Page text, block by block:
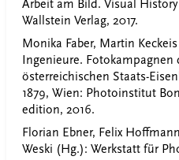
Arbeit am Bild. Visual
Wallstein Verlag, 2017.
Monika Faber, Martin
Ingenieure. Fotokampagnen
österreichischen Staats-
1879, Wien: Photoinstitut
edition, 2016.
Florian Ebner, Felix
Weski (Hg.): Werkstatt für